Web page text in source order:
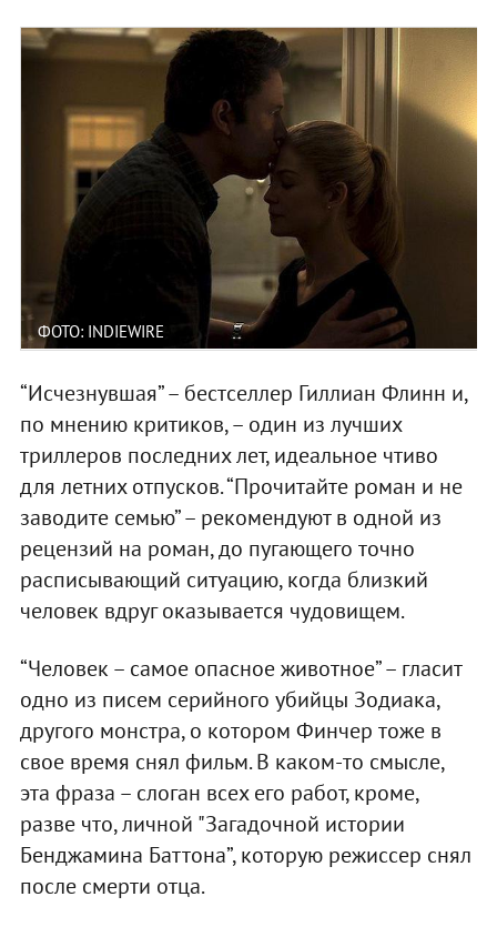
ФОТО: INDIEWIRE
“Исчезнувшая” – бестселлер Гиллиан Флинн и,
по мнению критиков, – один из лучших
триллеров последних лет, идеальное чтиво
для летних отпусков. “Прочитайте роман и не
заводите семью” – рекомендуют в одной из
рецензий на роман, до пугающего точно
расписывающий ситуацию, когда близкий
человек вдруг оказывается чудовищем.
“Человек – самое опасное животное” – гласит
одно из писем серийного убийцы Зодиака,
другого монстра, о котором Финчер тоже в
свое время снял фильм. В каком-то смысле,
эта фраза – слоган всех его работ, кроме,
разве что, личной "Загадочной истории
Бенджамина Баттона”, которую режиссер снял
после смерти отца.